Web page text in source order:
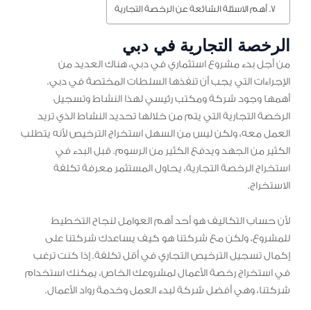
أهم الاسئلة الشائعة عن الرخصة التجارية
الرخصة التجارية في دبي
من أجل بدء مشروع استثماري في دبي، هناك العديد من
الإجراءات التي يجب أن تنفذها السلطات المختصة في دبي.
أهمها وجود شركة ومكتب رئيسي لهذا النشاط وتسجيل
الرخصة التجارية التي يتم من خلالها تحديد النشاط الذي تريد
العمل معه، ولكن ليس من السهل استخراج الترخيص لأنه يتطلب
الكثير من الجهد ويدفع الكثير من الرسوم. قبل البدء في
استخراج الرخصة التجارية، يحاول المستثمر معرفة تكلفة
الاستخراج.
لأن حساب التكاليف هو أحد أهم العوامل لنجاح التخطيط
للمشروع، ولكن مع شركتنا هو كيف يساعدك شركتنا على
إكمال تسجيل الترخيص التجاري في أقل تكلفة. إذا كنت ترغب
في استخراج رخصة الأعمال لمشروعك الخاص، يمكنك استخدام
شركتنا، وهي أفضل شركة لبدء العمل وخدمة رواد الأعمال.